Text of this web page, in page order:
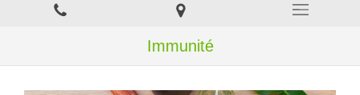
Immunité